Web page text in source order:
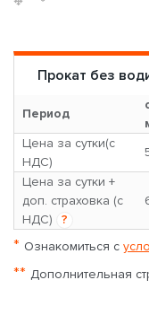
Прокат без
Период
Цена за сутки(с
НДС)
Цена за сутки +
доп. страховка (с
НДС)
?
* Ознакомиться с
** Дополнительная